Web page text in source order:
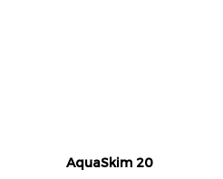
AquaSkim 20